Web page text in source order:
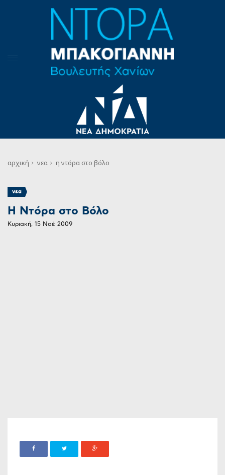
αρχική νεα η ντόρα στο βόλο
νεα
Η Ντόρα στο Βόλο
Κυριακή, 15 Νοέ 2009